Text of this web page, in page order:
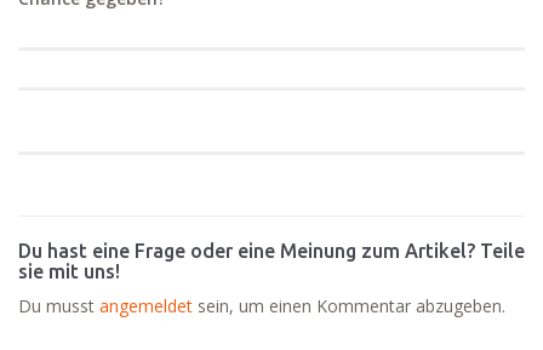
Du hast eine Frage oder eine Meinung zum Artikel? Teile
sie mit uns!
Du musst angemeldet sein, um einen Kommentar abzugeben.